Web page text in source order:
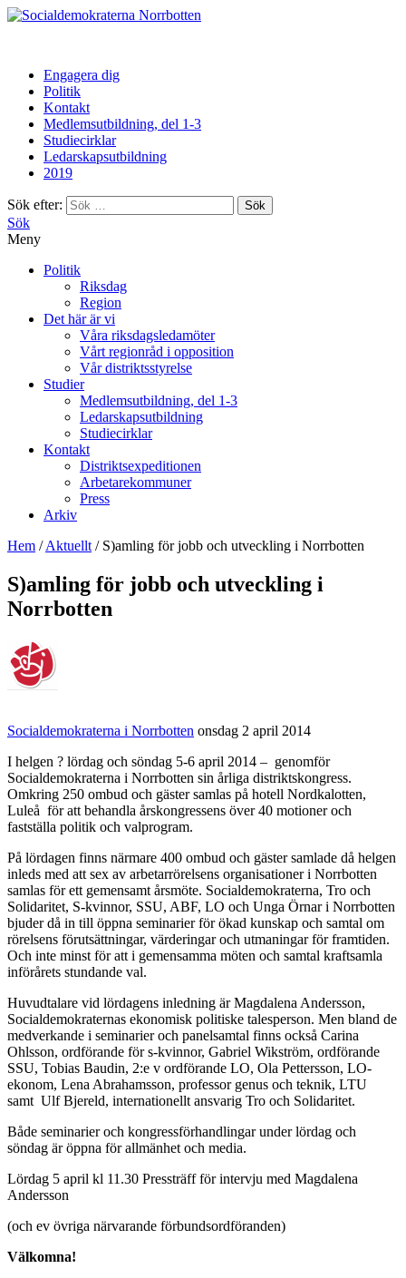
Norrbotten
Engagera dig
Politik
Kontakt
Medlemsutbildning, del 1-3
Studiecirklar
Ledarskapsutbildning
2019
Sök efter:
Sök
Meny
Politik
Riksdag
Region
Det här är vi
Våra riksdagsledamöter
Vårt regionråd i opposition
Vår distriktsstyrelse
Studier
Medlemsutbildning, del 1-3
Ledarskapsutbildning
Studiecirklar
Kontakt
Distriktsexpeditionen
Arbetarekommuner
Press
Arkiv
Hem /Aktuellt / S)amling för jobb och utveckling i Norrbotten
S)amling för jobb och utveckling i
Norrbotten
Socialdemokraterna i Norrbotten onsdag 2 april 2014
I helgen ? lördag och söndag 5-6 april 2014 – genomför
Socialdemokraterna i Norrbotten sin årliga distriktskongress.
Omkring 250 ombud och gäster samlas på hotell Nordkalotten,
Luleå för att behandla årskongressens över 40 motioner och
fastställa politik och valprogram.
På lördagen finns närmare 400 ombud och gäster samlade då helgen
inleds med att sex av arbetarrörelsens organisationer i Norrbotten
samlas för ett gemensamt årsmöte. Socialdemokraterna, Tro och
Solidaritet, S-kvinnor, SSU, ABF, LO och Unga Örnar i Norrbotten
bjuder då in till öppna seminarier för ökad kunskap och samtal om
rörelsens förutsättningar, värderingar och utmaningar för framtiden.
Och inte minst för att i gemensamma möten och samtal kraftsamla
införårets stundande val.
Huvudtalare vid lördagens inledning är Magdalena Andersson,
Socialdemokraternas ekonomisk politiske talesperson. Men bland de
medverkande i seminarier och panelsamtal finns också Carina
Ohlsson, ordförande för s-kvinnor, Gabriel Wikström, ordförande
SSU, Tobias Baudin, 2:e v ordförande LO, Ola Pettersson, LO-
ekonom, Lena Abrahamsson, professor genus och teknik, LTU
samt Ulf Bjereld, internationellt ansvarig Tro och Solidaritet.
Både seminarier och kongressförhandlingar under lördag och
söndag är öppna för allmänhet och media.
Lördag 5 april kl 11.30 Pressträff för intervju med Magdalena
Andersson
(och ev övriga närvarande förbundsordföranden)
Välkomna!